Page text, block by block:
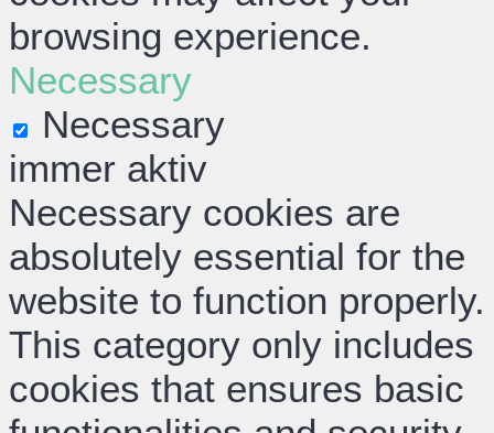
browsing experience.
Necessary
Necessary
immer aktiv
Necessary cookies are
absolutely essential for the
website to function properly.
This category only includes
cookies that ensures basic